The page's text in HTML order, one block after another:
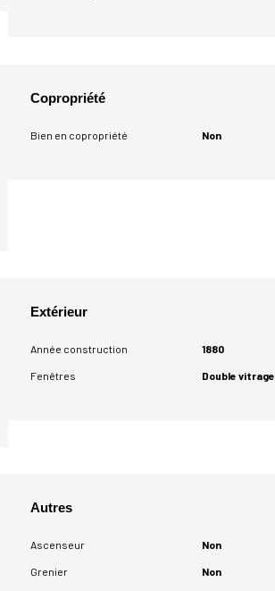
Copropriété
Bien en copropriété Non
Extérieur
Année construction 1880
Fenêtres Double vitrage
Autres
Ascenseur Non
Grenier Non